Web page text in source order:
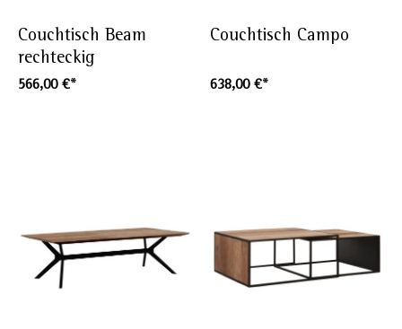
Couchtisch Beam
rechteckig
566,00 €*
Couchtisch Campo
638,00 €*